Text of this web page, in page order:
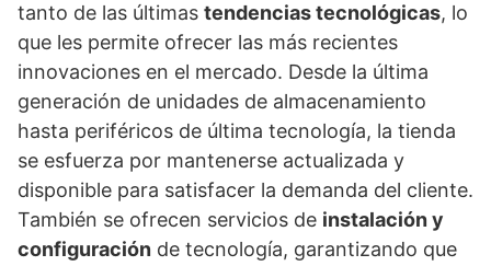
tanto de las últimas tendencias tecnológicas, lo
que les permite ofrecer las más recientes
innovaciones en el mercado. Desde la última
generación de unidades de almacenamiento
hasta periféricos de última tecnología, la tienda
se esfuerza por mantenerse actualizada y
disponible para satisfacer la demanda del cliente.
También se ofrecen servicios de instalación y
configuración de tecnología, garantizando que